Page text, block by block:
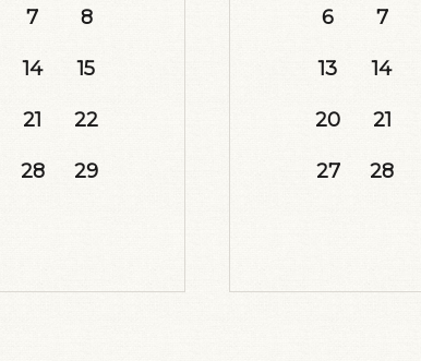
7 8
14 15
21 22
28 29
6 7
13 14
20 21
27 28